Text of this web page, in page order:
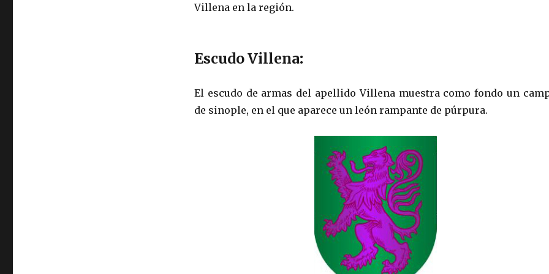
Villena en la región.
Escudo Villena:
El escudo de armas del apellido Villena muestra como fondo un
de sinople, en el que aparece un león rampante de púrpura.